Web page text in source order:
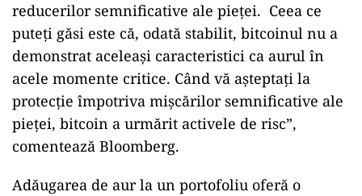
reducerilor semnificative ale pieței. Ceea ce
puteți găsi este că, odată stabilit, bitcoinul nu a
demonstrat aceleași caracteristici ca aurul în
acele momente critice. Când vă așteptați la
protecție împotriva mișcărilor semnificative ale
pieței, bitcoin a urmărit activele de risc”,
comentează Bloomberg.
Adăugarea de aur la un portofoliu oferă o